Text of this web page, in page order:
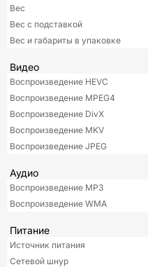
Вес
Вес с подставкой
Вес и габариты в упаковке
Видео
Воспроизведение HEVC
Воспроизведение MPEG4
Воспроизведение DivX
Воспроизведение MKV
Воспроизведение JPEG
Аудио
Воспроизведение MP3
Воспроизведение WMA
Питание
Источник питания
Сетевой шнур